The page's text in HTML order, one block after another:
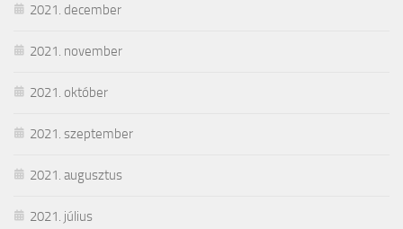
2021. december
2021. november
2021. október
2021. szeptember
2021. augusztus
2021. július